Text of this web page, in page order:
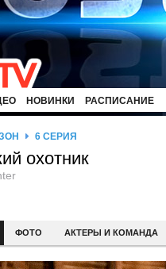
НОВИНКИ РАСПИСАНИЕ
6 СЕРИЯ
охотник
ФОТО АКТЕРЫ И КОМАНДА